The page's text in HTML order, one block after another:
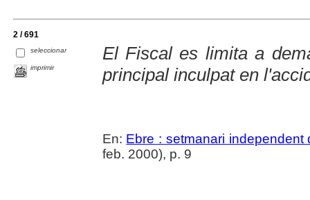
2 / 691
seleccionar
imprimir
El Fiscal es limita a
principal inculpat en
En: Ebre : setmanari independent
feb. 2000), p. 9